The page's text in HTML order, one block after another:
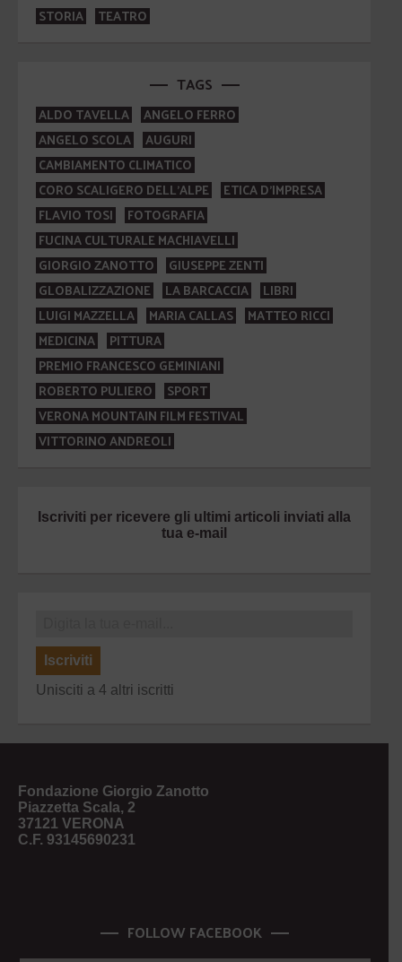
STORIA
TEATRO
TAGS
ALDO TAVELLA
ANGELO FERRO
ANGELO SCOLA
AUGURI
CAMBIAMENTO CLIMATICO
CORO SCALIGERO DELL'ALPE
ETICA D'IMPRESA
FLAVIO TOSI
FOTOGRAFIA
FUCINA CULTURALE MACHIAVELLI
GIORGIO ZANOTTO
GIUSEPPE ZENTI
GLOBALIZZAZIONE
LA BARCACCIA
LIBRI
LUIGI MAZZELLA
MARIA CALLAS
MATTEO RICCI
MEDICINA
PITTURA
PREMIO FRANCESCO GEMINIANI
ROBERTO PULIERO
SPORT
VERONA MOUNTAIN FILM FESTIVAL
VITTORINO ANDREOLI
Iscriviti per ricevere gli ultimi articoli inviati alla
tua e-mail
Iscriviti
Unisciti a 4 altri iscritti
Fondazione Giorgio Zanotto
Piazzetta Scala, 2
37121 VERONA
C.F. 93145690231
FOLLOW FACEBOOK